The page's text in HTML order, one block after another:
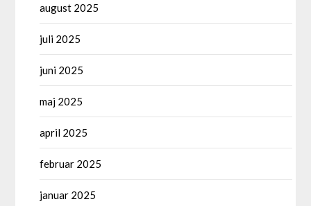
august 2025
juli 2025
juni 2025
maj 2025
april 2025
februar 2025
januar 2025